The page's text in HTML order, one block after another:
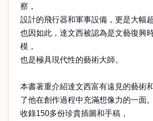
察，
設計的飛行器和軍事設備，更是大幅
也因如此，達文西被認為是文藝復興
模，
也是極具現代性的藝術大師。
本書著重介紹達文西富有遠見的藝術
了他在創作過程中充滿想像力的一面。
收錄150多份珍貴插圖和手稿，